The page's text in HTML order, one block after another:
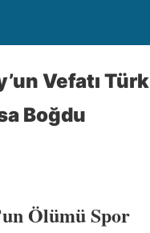
Vefatı Türk
Boğdu
Ölümü Spor